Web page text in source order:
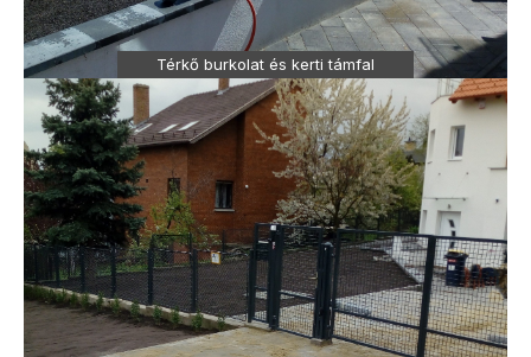
Térkő burkolat és kerti támfal